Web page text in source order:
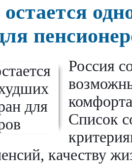
остается
Россия
Список
качеству